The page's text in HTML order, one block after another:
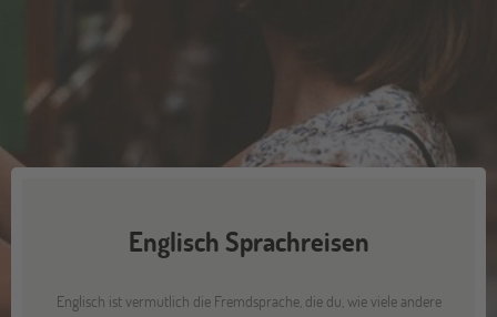
Englisch Sprachreisen
Englisch ist vermutlich die Fremdsprache, die du, wie viele andere